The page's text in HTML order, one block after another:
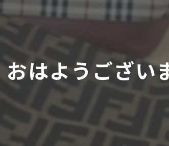
おはようござい